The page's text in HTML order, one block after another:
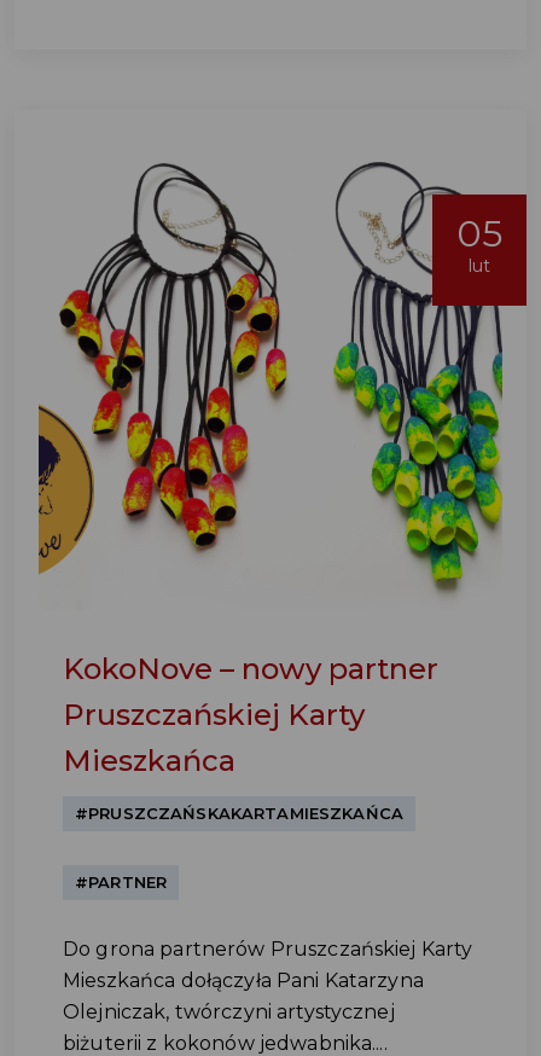
05
lut
KokoNove – nowy partner
Pruszczańskiej Karty
Mieszkańca
#PRUSZCZAŃSKAKARTAMIESZKAŃCA
#PARTNER
Do grona partnerów Pruszczańskiej Karty
Mieszkańca dołączyła Pani Katarzyna
Olejniczak, twórczyni artystycznej
biżuterii z kokonów jedwabnika....